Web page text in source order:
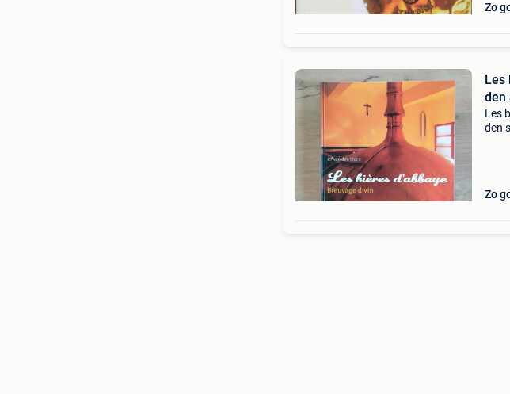
Zo
Les
den
Les
den
Zo